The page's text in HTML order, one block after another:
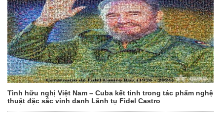
Tình hữu nghị Việt Nam – Cuba kết tinh trong tác phẩm nghệ
thuật đặc sắc vinh danh Lãnh tụ Fidel Castro